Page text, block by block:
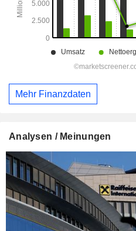
Mehr Finanzdaten
Analysen / Meinungen